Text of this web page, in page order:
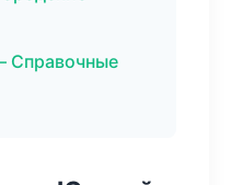
Справочные